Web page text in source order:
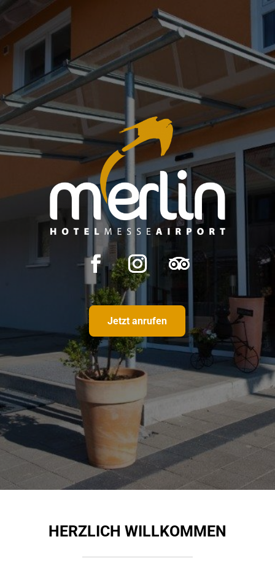
Jetzt anrufen
HERZLICH WILLKOMMEN